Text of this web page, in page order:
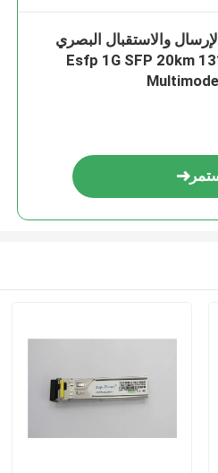
والاستقبال البصري
Esfp 1G SFP 20km